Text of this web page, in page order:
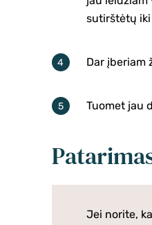
sutirštėtų iki
Dar įberiam
Tuomet jau
Jei norite,